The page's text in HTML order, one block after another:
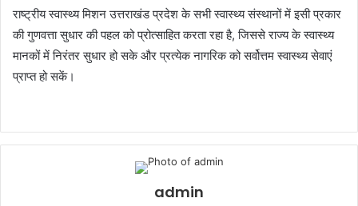
राष्ट्रीय स्वास्थ्य मिशन उत्तराखंड प्रदेश के सभी स्वास्थ्य संस्थानों में इसी प्रकार
की गुणवत्ता सुधार की पहल को प्रोत्साहित करता रहा है, जिससे राज्य के स्वास्थ्य
मानकों में निरंतर सुधार हो सके और प्रत्येक नागरिक को सर्वोत्तम स्वास्थ्य सेवाएं
प्राप्त हो सकें।
admin